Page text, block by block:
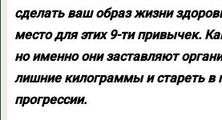
сделать ваш образ жизни
место для этих 9-ти привычек.
но именно они заставляют
лишние килограммы и стареть в
прогрессии.